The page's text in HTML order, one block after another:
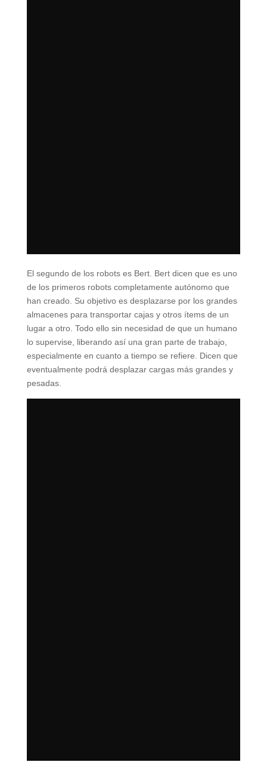
El segundo de los robots es Bert. Bert dicen que es uno
de los primeros robots completamente autónomo que
han creado. Su objetivo es desplazarse por los grandes
almacenes para transportar cajas y otros ítems de un
lugar a otro. Todo ello sin necesidad de que un humano
lo supervise, liberando así una gran parte de trabajo,
especialmente en cuanto a tiempo se refiere. Dicen que
eventualmente podrá desplazar cargas más grandes y
pesadas.